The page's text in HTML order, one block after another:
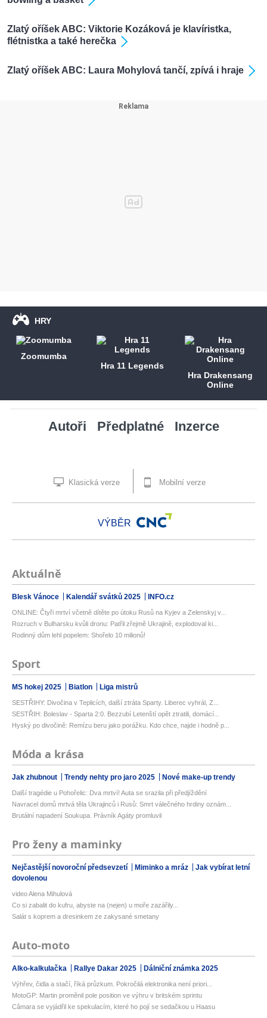
Zlatý oříšek ABC: Viktorie Kozáková je klavíristka,
flétnistka a také herečka
Zlatý oříšek ABC: Laura Mohylová tančí, zpívá i hraje
HRY
Zoomumba
Hra 11 Legends
Hra Drakensang
Online
Autoři Předplatné Inzerce
Klasická verze Mobilní verze
VÝBĚR
Aktuálně
Blesk Vánoce Kalendář svátků 2025 INFO.cz
ONLINE: Čtyři mrtví včetně dítěte po útoku Rusů na Kyjev a Zelenskyj v...
Rozruch v Bulharsku kvůli dronu: Patřil zřejmě Ukrajině, explodoval ki...
Rodinný dům lehl popelem: Shořelo 10 milionů!
Sport
MS hokej 2025 Biatlon Liga mistrů
SESTŘIHY: Divočina v Teplicích, další ztráta Sparty. Liberec vyhrál, Z...
SESTŘIH: Boleslav - Sparta 2:0. Bezzubí Letenští opět ztratili, domácí...
Hyský po divočině: Remízu beru jako porážku. Kdo chce, najde i hodně p...
Móda a krása
Jak zhubnout Trendy nehty pro jaro 2025 Nové make-up trendy
Další tragédie u Pohořelic: Dva mrtví! Auta se srazila při předjíždění
Navracel domů mrtvá těla Ukrajinců i Rusů: Smrt válečného hrdiny oznám...
Brutální napadení Soukupa. Právník Agáty promluvil
Pro ženy a maminky
Nejčastější novoroční předsevzetí Miminko a mráz
Jak vybírat letní
dovolenou
video Alena Mihulová
Co si zabalit do kufru, abyste na (nejen) u moře zazářily...
Salát s koprem a dresinkem ze zakysané smetany
Auto-moto
Alko-kalkulačka Rallye Dakar 2025 Dálniční známka 2025
Výhřev, čidla a stačí, říká průzkum. Pokročilá elektronika není priori...
MotoGP: Martin proměnil pole position ve výhru v britském sprintu
Câmara se vyjádřil ke spekulacím, které ho pojí se sedačkou u Haasu